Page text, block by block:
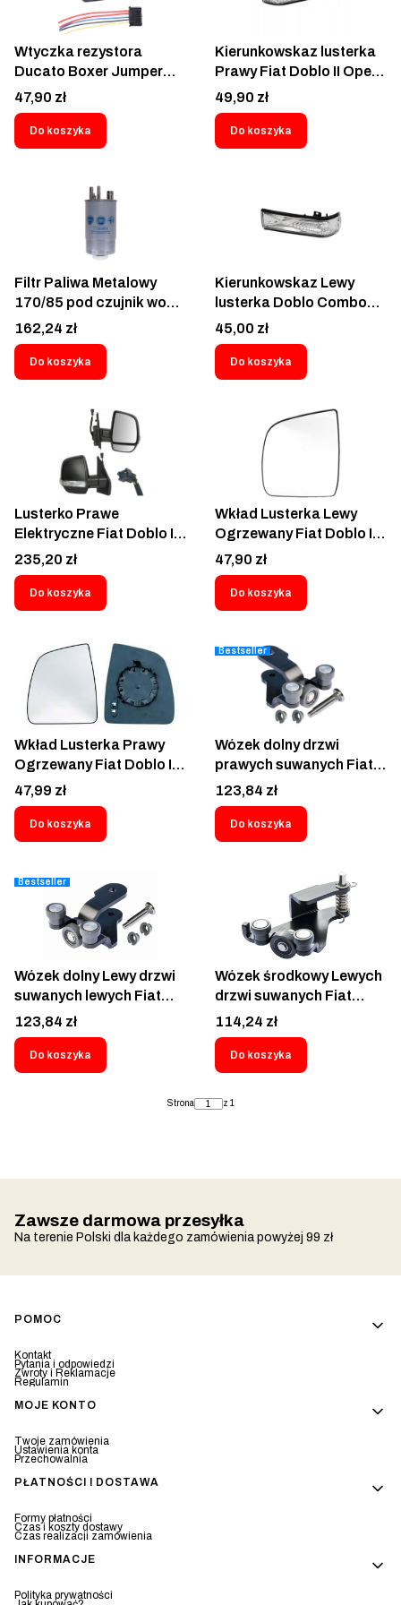
Wtyczka rezystora
Ducato Boxer Jumper
2006-23 Doblo II 10-
Berlingo II Partner II 08-
Fiorino Nemo Bipper
Qubo 07- Tipo Linea
Opel Adam Corsa D E
Kostka opornika
regulatora wentylatora
kabiny
Cena
47,90 zł
Do koszyka
Kierunkowskaz lusterka
Prawy Fiat Doblo II Opel
Combo D 2010-2022
FT87349
Cena
49,90 zł
Do koszyka
Filtr Paliwa Metalowy
170/85 pod czujnik wody
- 0077363804
Cena
162,24 zł
Do koszyka
Kierunkowskaz Lewy
lusterka Doblo Combo
2010-2022 Migacz
kierunek w lusterku Fiat
Doblo II 263 2010-2022
Opel Combo 2010-
1428578; 3042199E;
71765449; 95511536
Cena
45,00 zł
Do koszyka
Lusterko Prawe
Elektryczne Fiat Doblo II
2010-2021 Opel Combo
D 2011-2018 6 pin -
3042526E
Cena
235,20 zł
Do koszyka
Wkład Lusterka Lewy
Ogrzewany Fiat Doblo II
2010-2023 Opel Combo
D 2011-2018 -
3042544M-1426596;
71765471; 95511543
Cena
47,90 zł
Do koszyka
Wkład Lusterka Prawy
Ogrzewany Fiat Doblo II
2010-2023 Opel Combo
D 2011-2018 -
3042554M-1426594;
71765470; 95511540
Cena
47,99 zł
Do koszyka
Bestseller
Wózek dolny drzwi
prawych suwanych Fiat
Doblo II Opel Combo D
2010-2023 - FDA06
Cena
123,84 zł
Do koszyka
Bestseller
Wózek dolny Lewy drzwi
suwanych lewych Fiat
Doblo II Opel Combo D
2010-2023 52040833
52062453 - FDA06L
Cena
123,84 zł
Do koszyka
Wózek środkowy Lewych
drzwi suwanych Fiat
Doblo 2000-2016
46843005 - FD05L
Cena
114,24 zł
Do koszyka
Strona z 1
Zawsze darmowa przesyłka
Na terenie Polski dla każdego zamówienia powyżej 99 zł
Linki w stopce
POMOC
Kontakt
Pytania i odpowiedzi
Zwroty i Reklamacje
Regulamin
MOJE KONTO
Twoje zamówienia
Ustawienia konta
Przechowalnia
PŁATNOŚCI I DOSTAWA
Formy płatności
Czas i koszty dostawy
Czas realizacji zamówienia
INFORMACJE
Polityka prywatności